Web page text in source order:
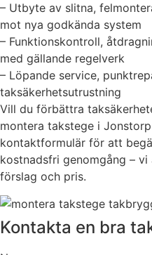
– Utbyte av slitna,
mot nya godkända system
– Funktionskontroll,
med gällande regelverk
– Löpande service,
taksäkerhetsutrustning
Vill du förbättra
montera takstege i
kontaktformulär för att
kostnadsfri genomgång –
förslag och pris.
Kontakta en bra